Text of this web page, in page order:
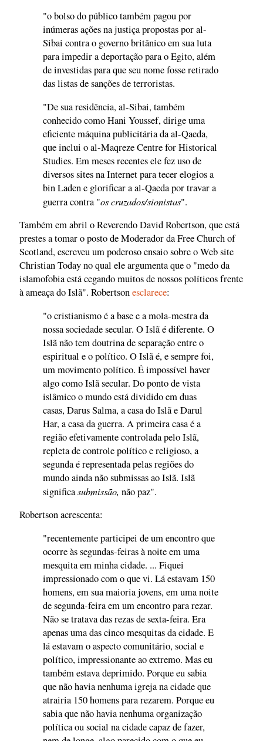
"o bolso do público também pagou por
inúmeras ações na justiça propostas por al-
Sibai contra o governo britânico em sua luta
para impedir a deportação para o Egito, além
de investidas para que seu nome fosse retirado
das listas de sanções de terroristas.
"De sua residência, al-Sibai, também
conhecido como Hani Youssef, dirige uma
eficiente máquina publicitária da al-Qaeda,
que inclui o al-Maqreze Centre for Historical
Studies. Em meses recentes ele fez uso de
diversos sites na Internet para tecer elogios a
bin Laden e glorificar a al-Qaeda por travar a
guerra contra "os cruzados/sionistas".
Também em abril o Reverendo David Robertson, que está
prestes a tomar o posto de Moderador da Free Church of
Scotland, escreveu um poderoso ensaio sobre o Web site
Christian Today no qual ele argumenta que o "medo da
islamofobia está cegando muitos de nossos políticos frente
à ameaça do Islã". Robertsonesclarece:
"o cristianismo é a base e a mola-mestra da
nossa sociedade secular. O Islã é diferente. O
Islã não tem doutrina de separação entre o
espiritual e o político. O Islã é, e sempre foi,
um movimento político. É impossível haver
algo como Islã secular. Do ponto de vista
islâmico o mundo está dividido em duas
casas, Darus Salma, a casa do Islã e Darul
Har, a casa da guerra. A primeira casa é a
região efetivamente controlada pelo Islã,
repleta de controle político e religioso, a
segunda é representada pelas regiões do
mundo ainda não submissas ao Islã. Islã
significasubmissão, não paz".
Robertson acrescenta:
"recentemente participei de um encontro que
ocorre às segundas-feiras à noite em uma
mesquita em minha cidade. ... Fiquei
impressionado com o que vi. Lá estavam 150
homens, em sua maioria jovens, em uma noite
de segunda-feira em um encontro para rezar.
Não se tratava das rezas de sexta-feira. Era
apenas uma das cinco mesquitas da cidade. E
lá estavam o aspecto comunitário, social e
político, impressionante ao extremo. Mas eu
também estava deprimido. Porque eu sabia
que não havia nenhuma igreja na cidade que
atrairia 150 homens para rezarem. Porque eu
sabia que não havia nenhuma organização
política ou social na cidade capaz de fazer,